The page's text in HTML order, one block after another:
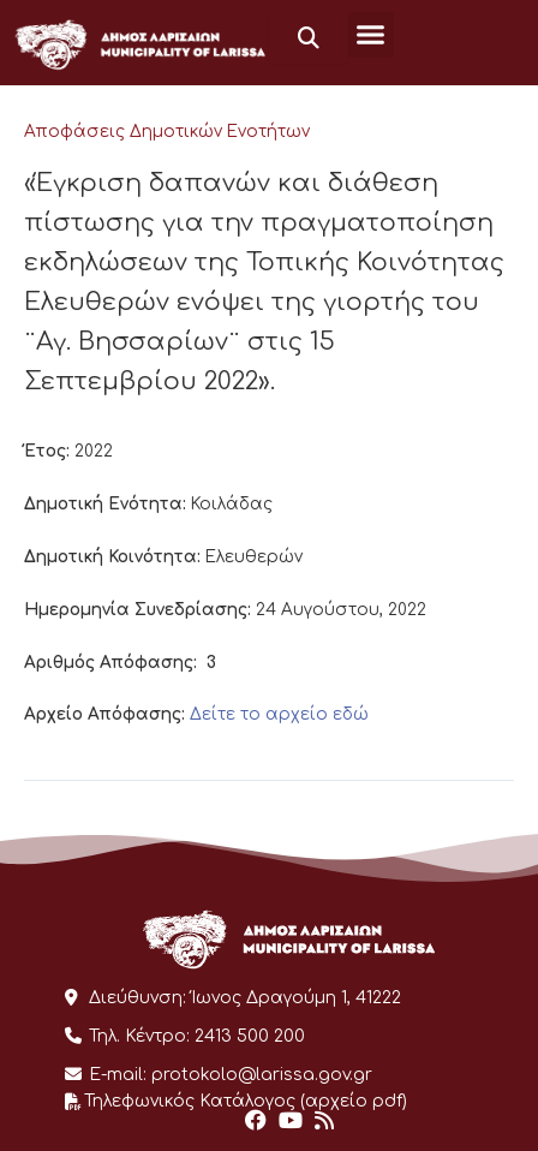
στο
περιεχόμενο
Αποφάσεις Δημοτικών Ενοτήτων
«Έγκριση δαπανών και διάθεση
πίστωσης για την πραγματοποίηση
εκδηλώσεων της Τοπικής Κοινότητας
Ελευθερών ενόψει της γιορτής του
¨Αγ. Βησσαρίων¨ στις 15
Σεπτεμβρίου 2022».
Έτος: 2022
Δημοτική Ενότητα: Κοιλάδας
Δημοτική Κοινότητα: Ελευθερών
Ημερομηνία Συνεδρίασης: 24 Αυγούστου, 2022
Αριθμός Απόφασης: 3
Αρχείο Απόφασης: Δείτε το αρχείο εδώ
Διεύθυνση: Ίωνος Δραγούμη 1, 41222
Τηλ. Κέντρο: 2413 500 200
E-mail: protokolo@larissa.gov.gr
Τηλεφωνικός Κατάλογος (αρχείο pdf)